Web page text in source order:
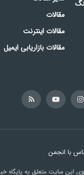
مقالات
مقالات اینترنت
مقالات بازاریابی ایمیل
با انجمن
این سایت متعلق به پایگاه